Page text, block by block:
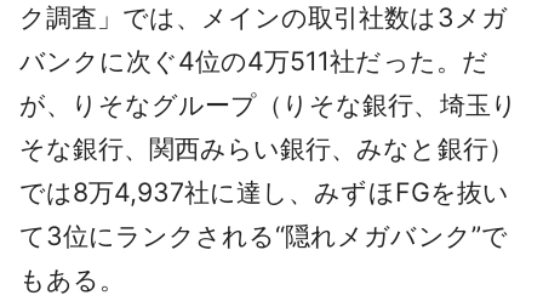
English
ク調査」では、メインの取引社数は3メガ
バンクに次ぐ4位の4万511社だった。だ
が、りそなグループ（りそな銀行、埼玉り
そな銀行、関西みらい銀行、みなと銀行）
では8万4,937社に達し、みずほFGを抜い
て3位にランクされる“隠れメガバンク”で
もある。